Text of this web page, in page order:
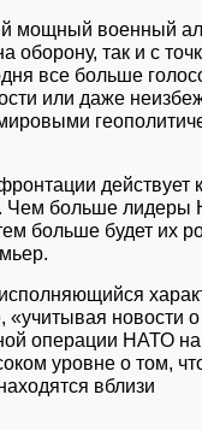
мощный военный
оборону, так и с
все больше
или даже
действует
Чем больше лидеры
больше будет их
«учитывая новости
операции НАТО на
уровне о том,
вблизи